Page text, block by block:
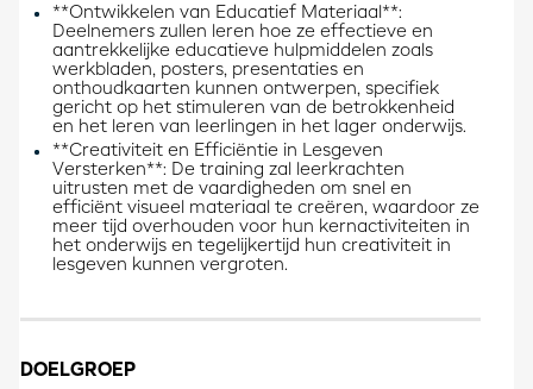
**Ontwikkelen van Educatief Materiaal**:
Deelnemers zullen leren hoe ze effectieve en
aantrekkelijke educatieve hulpmiddelen zoals
werkbladen, posters, presentaties en
onthoudkaarten kunnen ontwerpen, specifiek
gericht op het stimuleren van de betrokkenheid
en het leren van leerlingen in het lager onderwijs.​
**Creativiteit en Efficiëntie in Lesgeven
Versterken**: De training zal leerkrachten
uitrusten met de vaardigheden om snel en
efficiënt visueel materiaal te creëren, waardoor ze
meer tijd overhouden voor hun kernactiviteiten in
het onderwijs en tegelijkertijd hun creativiteit in
lesgeven kunnen vergroten.
DOELGROEP